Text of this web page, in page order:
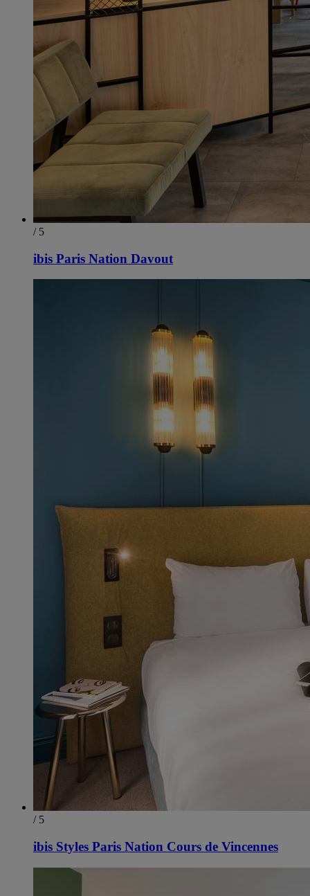
/ 5
ibis Paris Nation Davout
/ 5
ibis Styles Paris Nation Cours de Vincennes